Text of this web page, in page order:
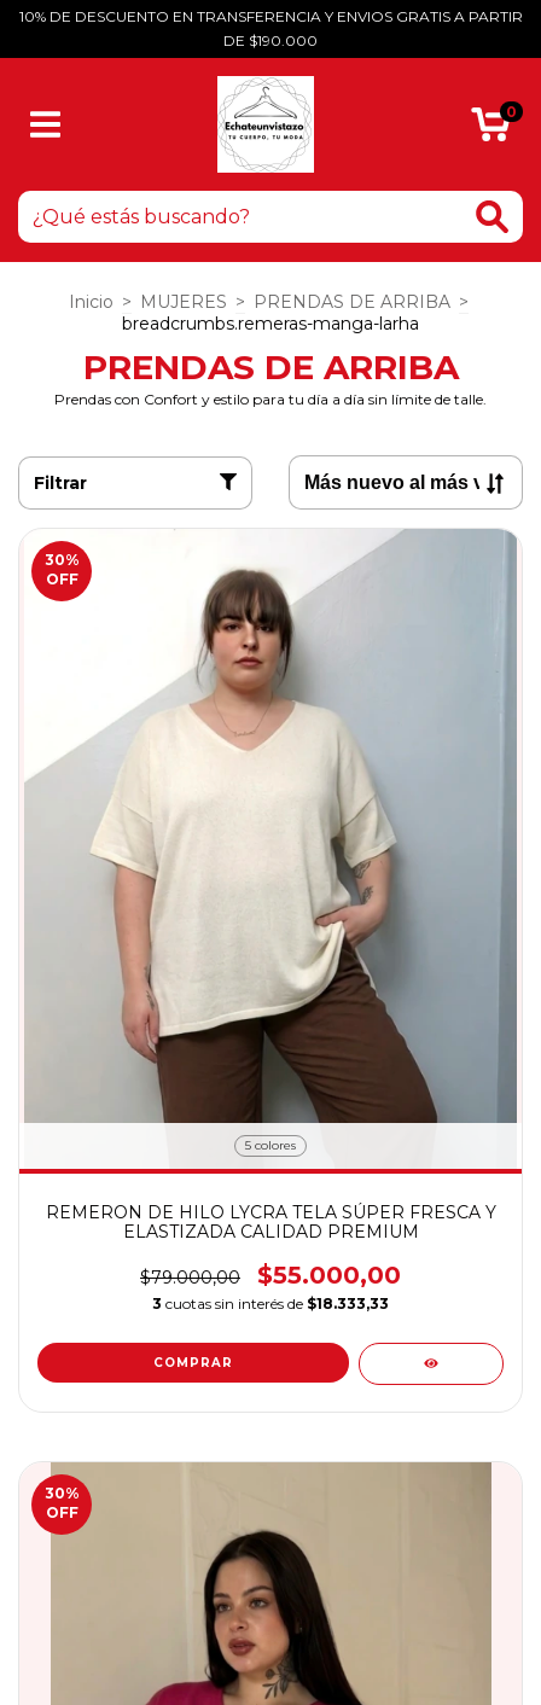
10% DE DESCUENTO EN TRANSFERENCIA Y ENVIOS GRATIS A PARTIR
DE $190.000
0
Inicio > MUJERES > PRENDAS DE ARRIBA >
breadcrumbs.remeras-manga-larha
PRENDAS DE ARRIBA
Prendas con Confort y estilo para tu día a día sin límite de talle.
Filtrar
30%
OFF
5 colores
REMERON DE HILO LYCRA TELA SÚPER FRESCA Y
ELASTIZADA CALIDAD PREMIUM
$79.000,00 $55.000,00
3 cuotas sin interés de $18.333,33
COMPRAR
30%
OFF